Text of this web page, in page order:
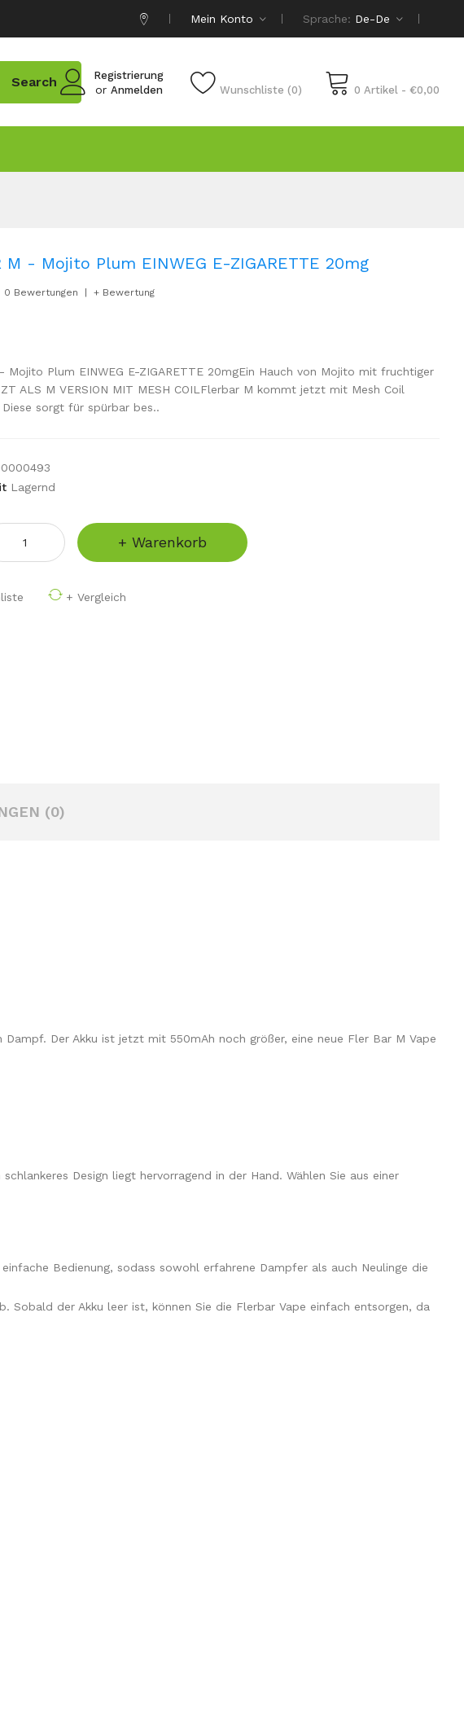
Mein Konto Sprache: De-De
Registrierung
or Anmelden Wunschliste (0) 0 Artikel - €0,00
Search
M - Mojito Plum EINWEG E-ZIGARETTE 20mg
0 Bewertungen + Bewertung
- Mojito Plum EINWEG E-ZIGARETTE 20mgEin Hauch von Mojito mit fruchtiger
ALS M VERSION MIT MESH COILFlerbar M kommt jetzt mit Mesh Coil
Diese sorgt für spürbar bes..
Lagernd
+ Warenkorb
+ Vergleich
(0)
Der Akku ist jetzt mit 550mAh noch größer, eine neue Fler Bar M Vape
Design liegt hervorragend in der Hand. Wählen Sie aus einer
Bedienung, sodass sowohl erfahrene Dampfer als auch Neulinge die
der Akku leer ist, können Sie die Flerbar Vape einfach entsorgen, da